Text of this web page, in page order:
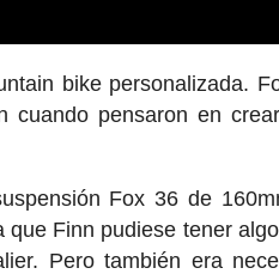
bike personalizada.
cuando pensaron en
Fox 36 de
que Finn pudiese tener
Pero también era